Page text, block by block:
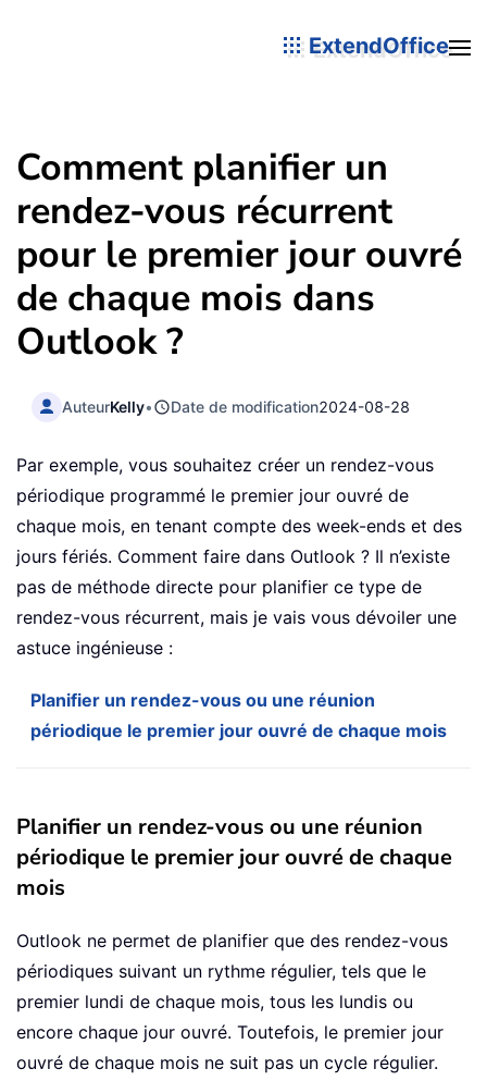
ExtendOffice
Comment planifier un
rendez-vous récurrent
pour le premier jour ouvré
de chaque mois dans
Outlook ?
AuteurKelly• Date de modification2024-08-28
Par exemple, vous souhaitez créer un rendez-vous
périodique programmé le premier jour ouvré de
chaque mois, en tenant compte des week-ends et des
jours fériés. Comment faire dans Outlook ? Il n’existe
pas de méthode directe pour planifier ce type de
rendez-vous récurrent, mais je vais vous dévoiler une
astuce ingénieuse :
Planifier un rendez-vous ou une réunion
périodique le premier jour ouvré de chaque mois
Planifier un rendez-vous ou une réunion
périodique le premier jour ouvré de chaque
mois
Outlook ne permet de planifier que des rendez-vous
périodiques suivant un rythme régulier, tels que le
premier lundi de chaque mois, tous les lundis ou
encore chaque jour ouvré. Toutefois, le premier jour
ouvré de chaque mois ne suit pas un cycle régulier.